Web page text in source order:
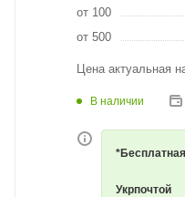
от 100
от 500
Цена актуальная
В наличии
Укрпочтой